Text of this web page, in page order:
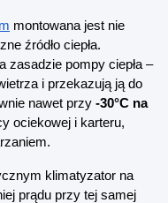
montowana jest nie
źródło ciepła.
zasadzie pompy ciepła –
i przekazują ją do
nawet przy -30°C na
ociekowej i karteru,
klimatyzator na
prądu przy tej samej